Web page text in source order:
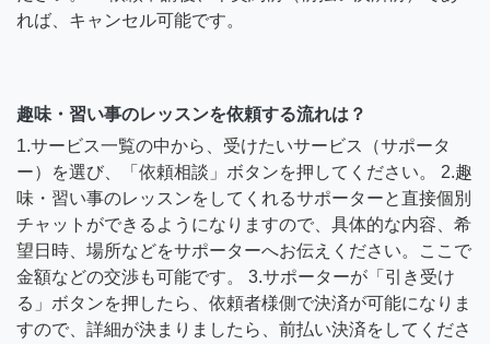
れば、キャンセル可能です。
趣味・習い事のレッスンを依頼する流れは？
1.サービス一覧の中から、受けたいサービス（サポータ
ー）を選び、「依頼相談」ボタンを押してください。 2.趣
味・習い事のレッスンをしてくれるサポーターと直接個別
チャットができるようになりますので、具体的な内容、希
望日時、場所などをサポーターへお伝えください。ここで
金額などの交渉も可能です。 3.サポーターが「引き受け
る」ボタンを押したら、依頼者様側で決済が可能になりま
すので、詳細が決まりましたら、前払い決済をしてくださ